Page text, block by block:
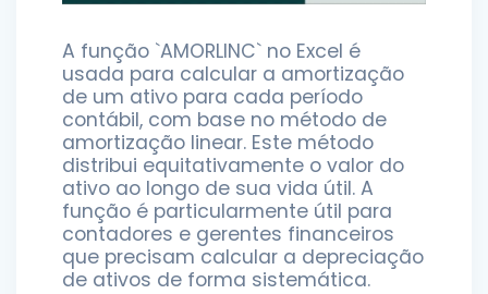
A função `AMORLINC` no Excel é
usada para calcular a amortização
de um ativo para cada período
contábil, com base no método de
amortização linear. Este método
distribui equitativamente o valor do
ativo ao longo de sua vida útil. A
função é particularmente útil para
contadores e gerentes financeiros
que precisam calcular a depreciação
de ativos de forma sistemática.